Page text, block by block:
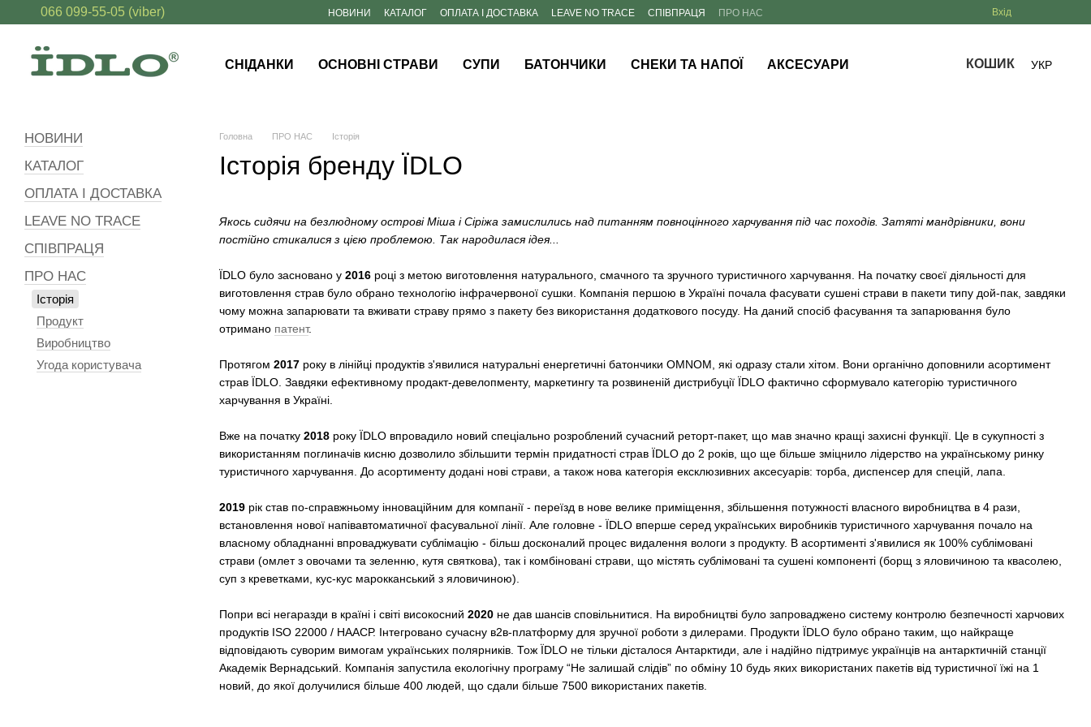
Перейти до основного контенту
066 099-55-05 (viber) НОВИНИ КАТАЛОГ ОПЛАТА І ДОСТАВКА LEAVE NO TRACE СПІВПРАЦЯ ПРО НАС Вхід
СНІДАНКИ ОСНОВНІ СТРАВИ СУПИ БАТОНЧИКИ СНЕКИ ТА НАПОЇ АКСЕСУАРИ КОШИК УКР
Головна ПРО НАС Історія
Історія бренду ЇDLO
Якось сидячи на безлюдному острові Міша і Сіріжа замислились над питанням повноцінного харчування під час походів. Затяті мандрівники, вони
постійно стикалися з цією проблемою. Так народилася ідея...
ЇDLO було засновано у 2016 році з метою виготовлення натурального, смачного та зручного туристичного харчування. На початку своєї діяльності для
виготовлення страв було обрано технологію інфрачервоної сушки. Компанія першою в Україні почала фасувати сушені страви в пакети типу дой-пак, завдяки
чому можна запарювати та вживати страву прямо з пакету без використання додаткового посуду. На даний спосіб фасування та запарювання було
отримано патент.
Протягом 2017 року в лінійці продуктів з'явилися натуральні енергетичні батончики OMNOM, які одразу стали хітом. Вони органічно доповнили асортимент
страв ЇDLO. Завдяки ефективному продакт-девелопменту, маркетингу та розвиненій дистрибуції ЇDLO фактично сформувало категорію туристичного
харчування в Україні.
Вже на початку 2018 року ЇDLO впровадило новий спеціально розроблений сучасний реторт-пакет, що мав значно кращі захисні функції. Це в сукупності з
використанням поглиначів кисню дозволило збільшити термін придатності страв ЇDLO до 2 років, що ще більше зміцнило лідерство на українському ринку
туристичного харчування. До асортименту додані нові страви, а також нова категорія ексклюзивних аксесуарів: торба, диспенсер для спецій, лапа.
2019 рік став по-справжньому інноваційним для компанії - переїзд в нове велике приміщення, збільшення потужності власного виробництва в 4 рази,
встановлення нової напівавтоматичної фасувальної лінії. Але головне - ЇDLO вперше серед українських виробників туристичного харчування почало на
власному обладнанні впроваджувати сублімацію - більш досконалий процес видалення вологи з продукту. В асортименті з'явилися як 100% сублімовані
страви (омлет з овочами та зеленню, кутя святкова), так і комбіновані страви, що містять сублімовані та сушені компоненті (борщ з яловичиною та квасолею,
суп з креветками, кус-кус марокканський з яловичиною).
Попри всі негаразди в країні і світі високосний 2020 не дав шансів сповільнитися. На виробництві було запроваджено систему контролю безпечності харчових
продуктів ISO 22000 / НААСР. Інтегровано сучасну в2в-платформу для зручної роботи з дилерами. Продукти ЇDLO було обрано таким, що найкраще
відповідають суворим вимогам українських полярників. Тож ЇDLO не тільки дісталося Антарктиди, але і надійно підтримує українців на антарктичній станції
Академік Вернадський. Компанія запустила екологічну програму “Не залишай слідів” по обміну 10 будь яких використаних пакетів від туристичної їжі на 1
новий, до якої долучилися більше 400 людей, що сдали більше 7500 використаних пакетів.
НОВИНИ
КАТАЛОГ
ОПЛАТА І ДОСТАВКА
LEAVE NO TRACE
СПІВПРАЦЯ
ПРО НАС
Історія
Продукт
Виробництво
Угода користувача